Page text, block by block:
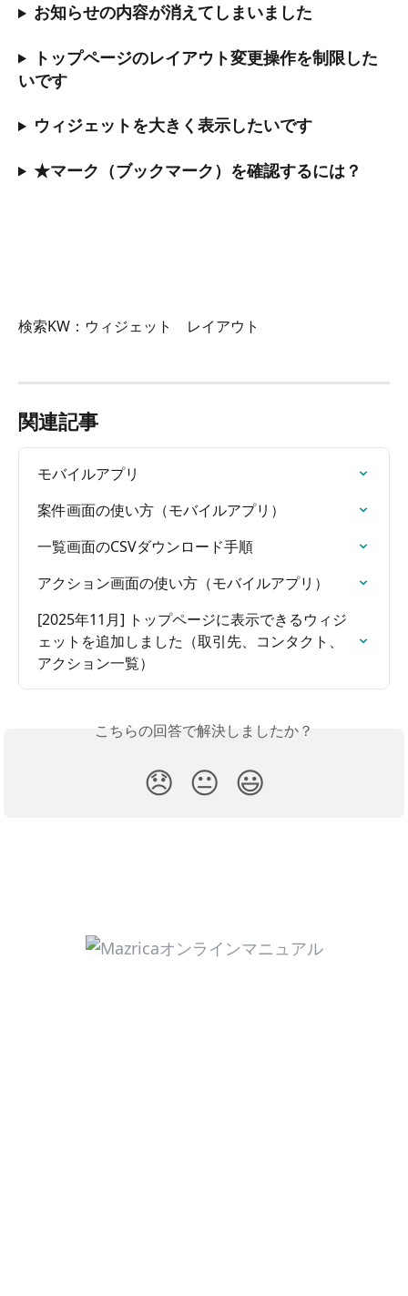
お知らせの内容が消えてしまいました
トップページのレイアウト変更操作を制限した
いです
ウィジェットを大きく表示したいです
★マーク（ブックマーク）を確認するには？
検索KW：ウィジェット　レイアウト
関連記事
モバイルアプリ
案件画面の使い方（モバイルアプリ）
一覧画面のCSVダウンロード手順
アクション画面の使い方（モバイルアプリ）
[2025年11月] トップページに表示できるウィジ
ェットを追加しました（取引先、コンタクト、
アクション一覧）
こちらの回答で解決しましたか？
😞 😐 😃